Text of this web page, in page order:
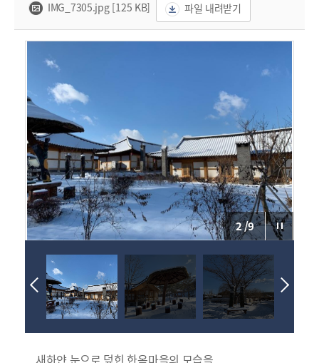
IMG_7305.jpg [125 KB] 파일 내려받기
2/9
새하얀 눈으로 덮힌 한옥마을의 모습을